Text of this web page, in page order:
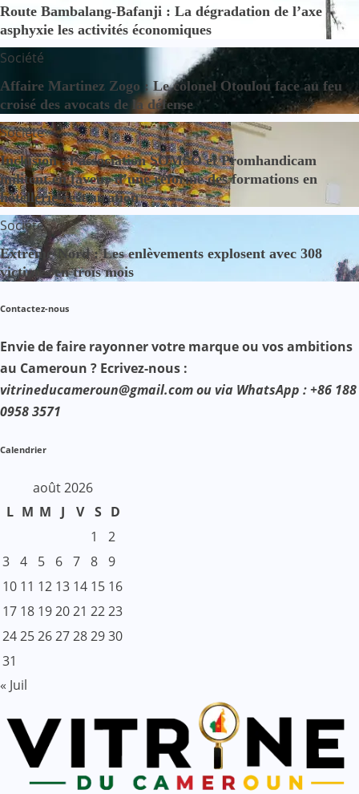
Route Bambalang-Bafanji : La dégradation de l’axe
asphyxie les activités économiques
Société
Affaire Martinez Zogo : Le colonel Otoulou face au feu
croisé des avocats de la défense
Société
Inclusion : l’association SOMSO et Promhandicam
militent en faveur d’une réforme des formations en
hôtellerie-restauration
Société
Extrême-Nord : Les enlèvements explosent avec 308
victimes en trois mois
Contactez-nous
Envie de faire rayonner votre marque ou vos ambitions
au Cameroun ? Ecrivez-nous :
vitrineducameroun@gmail.com ou via WhatsApp : +86 188
0958 3571
Calendrier
août 2026
L M M J V S D
1
2
3 4 5 6 7 8 9
10 11 12 13 14 15 16
17 18 192021 2223
24252627282930
31
« Juil